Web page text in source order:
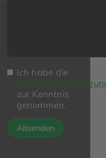
Ich habe die
zur Kenntnis
genommen.